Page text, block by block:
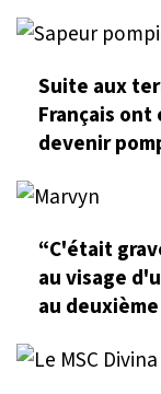
Suite aux
Français
devenir
“C'était
au visage
au